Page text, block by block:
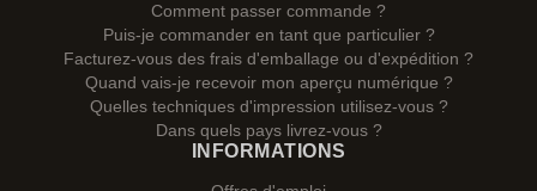
Comment passer commande ?
Puis-je commander en tant que particulier ?
Facturez-vous des frais d'emballage ou d'expédition ?
Quand vais-je recevoir mon aperçu numérique ?
Quelles techniques d'impression utilisez-vous ?
Dans quels pays livrez-vous ?
INFORMATIONS